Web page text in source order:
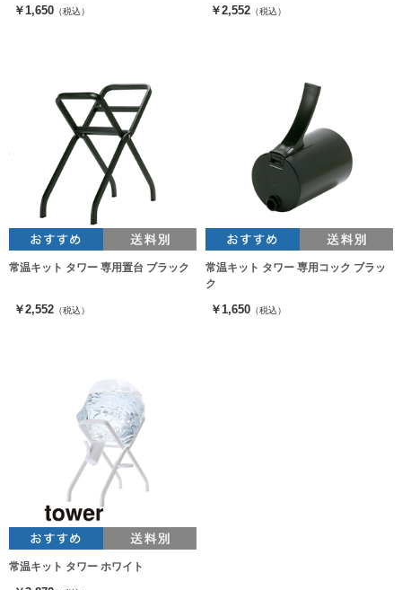
￥1,650 （税込） ￥2,552 （税込）
常温キット タワー 専用置台 ブラック
￥2,552 （税込）
常温キット タワー 専用コック ブラッ
ク
￥1,650 （税込）
常温キット タワー ホワイト